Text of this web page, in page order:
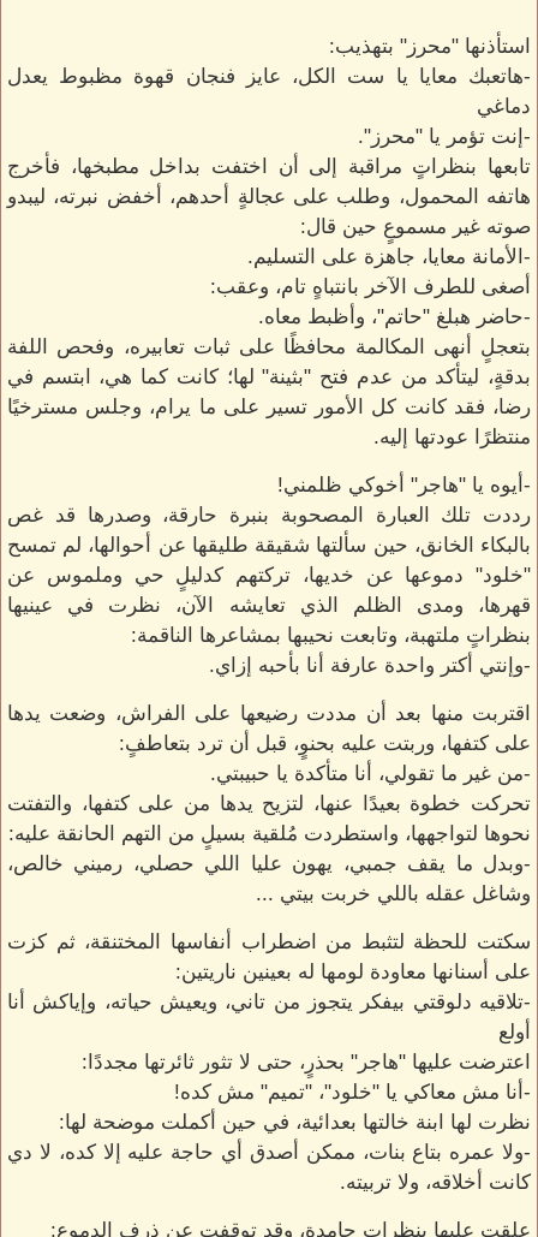
استأذنها "محرز" بتهذيب:
-هاتعبك معايا يا ست الكل، عايز فنجان قهوة مظبوط يعدل
دماغي
-إنت تؤمر يا "محرز".
تابعها بنظراتٍ مراقبة إلى أن اختفت بداخل مطبخها، فأخرج
هاتفه المحمول، وطلب على عجالةٍ أحدهم، أخفض نبرته، ليبدو
صوته غير مسموعٍ حين قال:
-الأمانة معايا، جاهزة على التسليم.
أصغى للطرف الآخر بانتباهٍ تام، وعقب:
-حاضر هبلغ "حاتم"، وأظبط معاه.
بتعجلٍ أنهى المكالمة محافظًا على ثبات تعابيره، وفحص اللفة
بدقةٍ، ليتأكد من عدم فتح "بثينة" لها؛ كانت كما هي، ابتسم في
رضا، فقد كانت كل الأمور تسير على ما يرام، وجلس مسترخيًا
منتظرًا عودتها إليه.
-أيوه يا "هاجر" أخوكي ظلمني!
رددت تلك العبارة المصحوبة بنبرة حارقة، وصدرها قد غص
بالبكاء الخانق، حين سألتها شقيقة طليقها عن أحوالها، لم تمسح
"خلود" دموعها عن خديها، تركتهم كدليلٍ حي وملموس عن
قهرها، ومدى الظلم الذي تعايشه الآن، نظرت في عينيها
بنظراتٍ ملتهبة، وتابعت نحيبها بمشاعرها الناقمة:
-وإنتي أكتر واحدة عارفة أنا بأحبه إزاي.
اقتربت منها بعد أن مددت رضيعها على الفراش، وضعت يدها
على كتفها، وربتت عليه بحنوٍ، قبل أن ترد بتعاطفٍ:
-من غير ما تقولي، أنا متأكدة يا حبيبتي.
تحركت خطوة بعيدًا عنها، لتزيح يدها من على كتفها، والتفتت
نحوها لتواجهها، واستطردت مُلقية بسيلٍ من التهم الحانقة عليه:
-وبدل ما يقف جمبي، يهون عليا اللي حصلي، رميني خالص،
وشاغل عقله باللي خربت بيتي ...
سكتت للحظة لتثبط من اضطراب أنفاسها المختنقة، ثم كزت
على أسنانها معاودة لومها له بعينين ناريتين:
-تلاقيه دلوقتي بيفكر يتجوز من تاني، ويعيش حياته، وإياكش أنا
أولع
اعترضت عليها "هاجر" بحذرٍ، حتى لا تثور ثائرتها مجددًا:
-أنا مش معاكي يا "خلود"، "تميم" مش كده!
نظرت لها ابنة خالتها بعدائية، في حين أكملت موضحة لها:
-ولا عمره بتاع بنات، ممكن أصدق أي حاجة عليه إلا كده، لا دي
كانت أخلاقه، ولا تربيته.
علقت عليها بنظرات جامدة، وقد توقفت عن ذرف الدموع: